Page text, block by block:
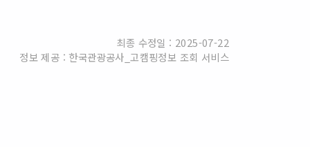
최종 수정일 : 2025-07-22
정보 제공 : 한국관광공사_고캠핑정보 조회 서비스